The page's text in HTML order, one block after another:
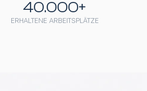
ERHALTENE ARBEITSPLÄTZE
40.000+